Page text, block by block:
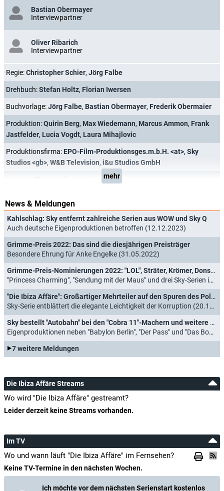
Bastian Obermayer
Interviewpartner
Oliver Ribarich
Interviewpartner
Regie:Christopher Schier, Jörg Falbe
Drehbuch:Stefan Holtz, Florian Iwersen
Buchvorlage:Jörg Falbe, Bastian Obermayer, Frederik Obermaier
Produktion:Quirin Berg, Max Wiedemann, Marcus Ammon, Frank
Jastfelder, Lucia Vogdt, Laura Mihajlovic
Produktionsfirma: EPO-Film-Produktionsges.m.b.H. <at>, Sky
Studios <gb>, W&B Television, i&u Studios GmbH
mehr
News & Meldungen
Kahlschlag: Sky entfernt zahlreiche Serien aus WOW und Sky Q
Auch deutsche Eigenproduktionen betroffen (12.12.2023)
Grimme-Preis 2022: Das sind die diesjährigen Preisträger
Besondere Ehrung für Anke Engelke (31.05.2022)
Grimme-Preis-Nominierungen 2022: "LOL", Sträter, Krömer, Donskoy und "Wer stiehlt mir die Show?"
"Princess Charming", "Sendung mit der Maus" und drei Sky-Serien im Rennen (24.02.2022)
"Die Ibiza Affäre": Großartiger Mehrteiler auf den Spuren des Politskandals
Sky-Serie entblättert die elegante Leichtigkeit der Korruption (20.10.2021)
Sky bestellt "Autobahn" bei den "Cobra 11"-Machern und weitere neue Formate
Eigenproduktionen neben "Babylon Berlin", "Der Pass" und "Das Boot" (17.09.2021)
7 weitere Meldungen
Die Ibiza Affäre Streams
Wo wird "Die Ibiza Affäre" gestreamt?
Leider derzeit keine Streams vorhanden.
Im TV
Wo und wann läuft "Die Ibiza Affäre" im Fernsehen?
Keine TV-Termine in den nächsten Wochen.
Ich möchte vor dem nächsten Serienstart kostenlos